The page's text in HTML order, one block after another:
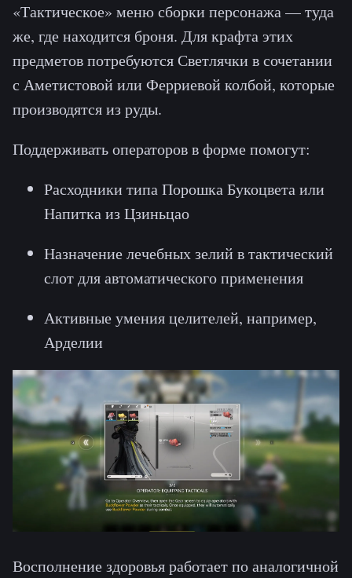
«Тактическое» меню сборки персонажа — туда
же, где находится броня. Для крафта этих
предметов потребуются Светлячки в сочетании
с Аметистовой или Ферриевой колбой, которые
производятся из руды.
Поддерживать операторов в форме помогут:
Расходники типа Порошка Букоцвета или
Напитка из Цзиньцао
Назначение лечебных зелий в тактический
слот для автоматического применения
Активные умения целителей, например,
Арделии
Восполнение здоровья работает по аналогичной